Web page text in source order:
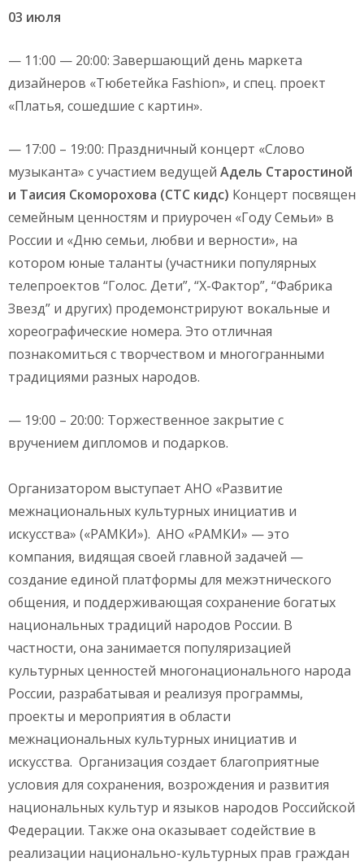
03 июля
— 11:00 — 20:00: Завершающий день маркета
дизайнеров «Тюбетейка Fashion», и спец. проект
«Платья, сошедшие с картин».
— 17:00 – 19:00: Праздничный концерт «Слово
музыканта» с участием ведущей Адель Старостиной
и Таисия Скоморохова (СТС кидс) Концерт посвящен
семейным ценностям и приурочен «Году Семьи» в
России и «Дню семьи, любви и верности», на
котором юные таланты (участники популярных
телепроектов “Голос. Дети”, “Х-Фактор”, “Фабрика
Звезд” и других) продемонстрируют вокальные и
хореографические номера. Это отличная
познакомиться с творчеством и многогранными
традициями разных народов.
— 19:00 – 20:00: Торжественное закрытие с
вручением дипломов и подарков.
Организатором выступает АНО «Развитие
межнациональных культурных инициатив и
искусства» («РАМКИ»). АНО «РАМКИ» — это
компания, видящая своей главной задачей —
создание единой платформы для межэтнического
общения, и поддерживающая сохранение богатых
национальных традиций народов России. В
частности, она занимается популяризацией
культурных ценностей многонационального народа
России, разрабатывая и реализуя программы,
проекты и мероприятия в области
межнациональных культурных инициатив и
искусства. Организация создает благоприятные
условия для сохранения, возрождения и развития
национальных культур и языков народов Российской
Федерации. Также она оказывает содействие в
реализации национально-культурных прав граждан